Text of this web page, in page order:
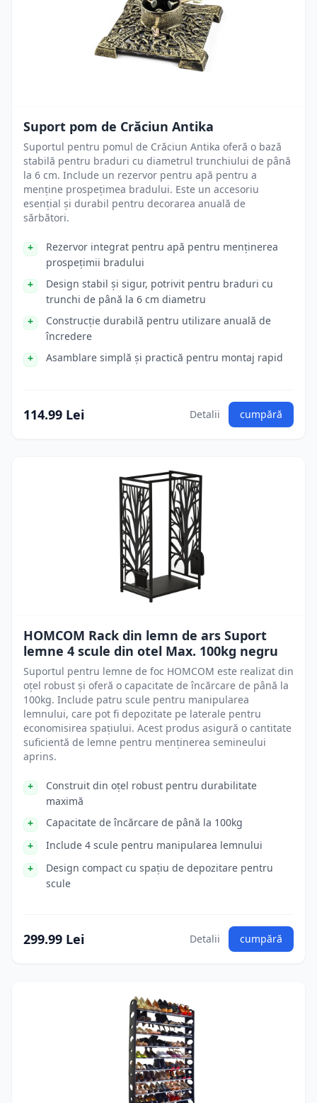
Suport pom de Crăciun Antika
Suportul pentru pomul de Crăciun Antika oferă o bază
stabilă pentru braduri cu diametrul trunchiului de până
la 6 cm. Include un rezervor pentru apă pentru a
menține prospețimea bradului. Este un accesoriu
esențial și durabil pentru decorarea anuală de
sărbători.
Rezervor integrat pentru apă pentru menținerea
prospețimii bradului
Design stabil și sigur, potrivit pentru braduri cu
trunchi de până la 6 cm diametru
Construcție durabilă pentru utilizare anuală de
încredere
Asamblare simplă și practică pentru montaj rapid
114.99 Lei Detalii cumpără
HOMCOM Rack din lemn de ars Suport
lemne 4 scule din otel Max. 100kg negru
Suportul pentru lemne de foc HOMCOM este realizat din
oțel robust și oferă o capacitate de încărcare de până la
100kg. Include patru scule pentru manipularea
lemnului, care pot fi depozitate pe laterale pentru
economisirea spațiului. Acest produs asigură o cantitate
suficientă de lemne pentru menținerea semineului
aprins.
Construit din oțel robust pentru durabilitate
maximă
Capacitate de încărcare de până la 100kg
Include 4 scule pentru manipularea lemnului
Design compact cu spațiu de depozitare pentru
scule
299.99 Lei Detalii cumpără